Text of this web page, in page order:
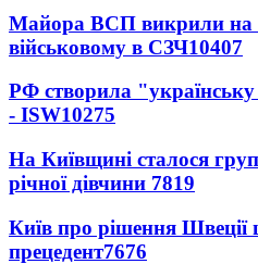
Майора ВСП викрили на
військовому в СЗЧ10407
РФ створила
- ISW10275
На Київщині сталося
річної дівчини 7819
Київ про рішення Швеції
прецедент7676